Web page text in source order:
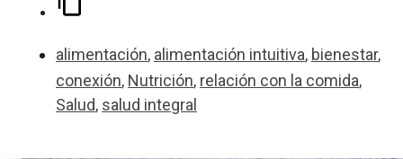
alimentación, alimentación intuitiva, bienestar,
conexión, Nutrición, relación con la comida,
Salud, salud integral